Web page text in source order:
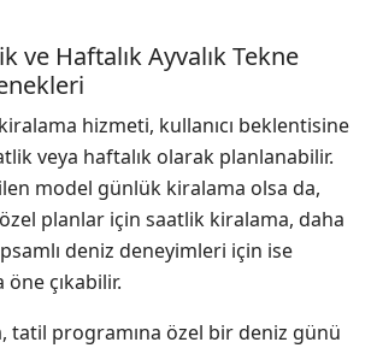
ve Haftalık Ayvalık Tekne
hizmeti, kullanıcı beklentisine
veya haftalık olarak planlanabilir.
model günlük kiralama olsa da,
planlar için saatlik kiralama, daha
deniz deneyimleri için ise
çıkabilir.
tatil programına özel bir deniz günü